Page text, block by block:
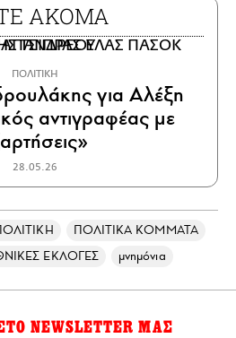
ΑΚΟΜΑ
ΠΟΛΙΤΙΚΗ
για Αλέξη
αντιγραφέας με
28.05.26
ΠΟΛΙΤΙΚΑ ΚΟΜΜΑΤΑ
ΕΚΛΟΓΕΣ μνημόνια
NEWSLETTER ΜΑΣ